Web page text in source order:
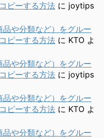
ピーする方法 に joytips
品や分類など）をグルー
ピーする方法 に KTO よ
品や分類など）をグルー
ピーする方法 に joytips
品や分類など）をグルー
ピーする方法 に KTO よ
品や分類など）をグルー